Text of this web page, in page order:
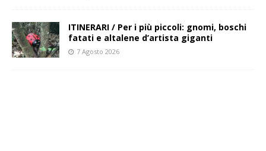
ITINERARI / Per i più piccoli: gnomi, boschi
fatati e altalene d’artista giganti
7 Agosto 2026